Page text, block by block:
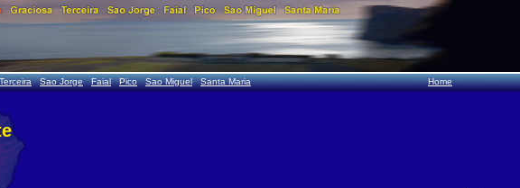
Terceira Sao Jorge Faial Pico Sao Miguel Santa Maria Home